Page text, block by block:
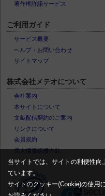
著作権許諾サービス
ご利用ガイド
サービス概要
ヘルプ・お問い合わせ
サイトマップ
株式会社メテオについて
会社案内
本サイトについて
文献配信契約のご案内
リンクについて
会員規約
個人情報保護方針
当サイトでは、サイトの利便性向
ています。
サイトのクッキー(Cookie)の使用